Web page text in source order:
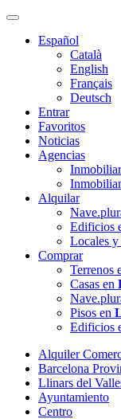
Español
Català
English
Français
Deutsch
Entrar
Favoritos
Noticias
Agencias
Alquilar
Edificios
Locales y
Comprar
Terrenos
Casas en
Pisos en
Edificios
Alquiler
Barcelona
Llinars del
Ayuntamiento
Centro